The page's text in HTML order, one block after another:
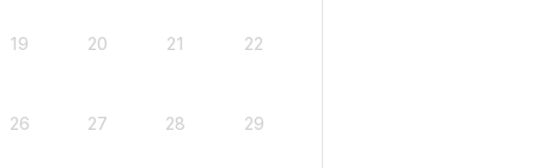
19 20 21 22
26 27 28 29